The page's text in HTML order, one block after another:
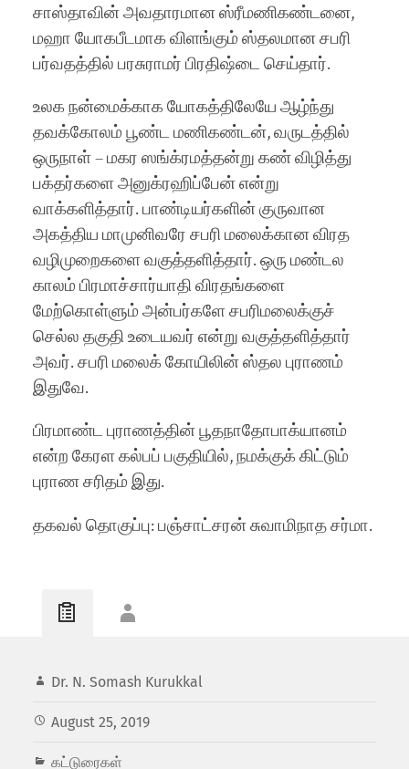
சாஸ்தாவின் அவதாரமான ஸ்ரீமணிகண்டனை,
மஹா யோகபீடமாக விளங்கும் ஸ்தலமான சபரி
பர்வதத்தில் பரசுராமர் பிரதிஷ்டை செய்தார்.
உலக நன்மைக்காக யோகத்திலேயே ஆழ்ந்து
தவக்கோலம் பூண்ட மணிகண்டன், வருடத்தில்
ஒருநாள் – மகர ஸங்க்ரமத்தன்று கண் விழித்து
பக்தர்களை அனுக்ரஹிப்பேன் என்று
வாக்களித்தார். பாண்டியர்களின் குருவான
அகத்திய மாமுனிவரே சபரி மலைக்கான விரத
வழிமுறைகளை வகுத்தளித்தார். ஒரு மண்டல
காலம் பிரமாச்சார்யாதி விரதங்களை
மேற்கொள்ளும் அன்பர்களே சபரிமலைக்குச்
செல்ல தகுதி உடையவர் என்று வகுத்தளித்தார்
அவர். சபரி மலைக் கோயிலின் ஸ்தல புராணம்
இதுவே.
பிரமாண்ட புராணத்தின் பூதநாதோபாக்யானம்
என்ற கேரள கல்பப் பகுதியில், நமக்குக் கிட்டும்
புராண சரிதம் இது.
தகவல் தொகுப்பு: பஞ்சாட்சரன் சுவாமிநாத சர்மா.
Dr. N. Somash Kurukkal
August 25, 2019
கட்டுரைகள்